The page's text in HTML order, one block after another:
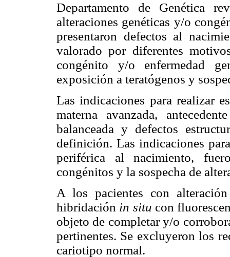
Departamento de Genética
alteraciones genéticas y/o
presentaron defectos al
valorado por diferentes
congénito y/o enfermedad
exposición a teratógenos y
Las indicaciones para realizar
materna avanzada,
balanceada y defectos
definición. Las indicaciones
periférica al nacimiento,
congénitos y la sospecha de
A los pacientes con
hibridación in situ con
objeto de completar y/o
pertinentes. Se excluyeron los
cariotipo normal.